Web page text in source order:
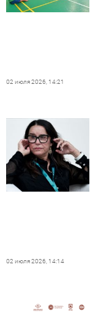
02 июля 2026, 14:21
02 июля 2026, 14:14